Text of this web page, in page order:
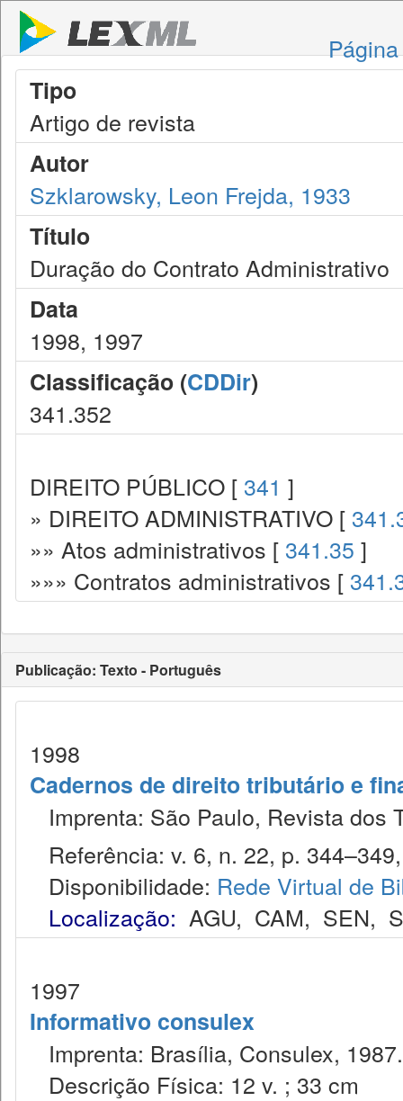
Tipo
Artigo de revista
Autor
Szklarowsky, Leon Frejda, 1933
Título
Duração do Contrato Administrativo
Data
1998, 1997
Classificação (CDDir)
341.352
DIREITO PÚBLICO [ 341 ]
» DIREITO ADMINISTRATIVO [
»» Atos administrativos [ 341.35 ]
»»» Contratos administrativos [
Publicação: Texto - Português
1998
Cadernos de direito tributário e
Imprenta: São Paulo, Revista dos
Referência: v. 6, n. 22, p.
Disponibilidade: Rede Virtual de
Localização: AGU, CAM, SEN,
1997
Informativo consulex
Imprenta: Brasília, Consulex, 1987.
Descrição Física: 12 v. ; 33 cm